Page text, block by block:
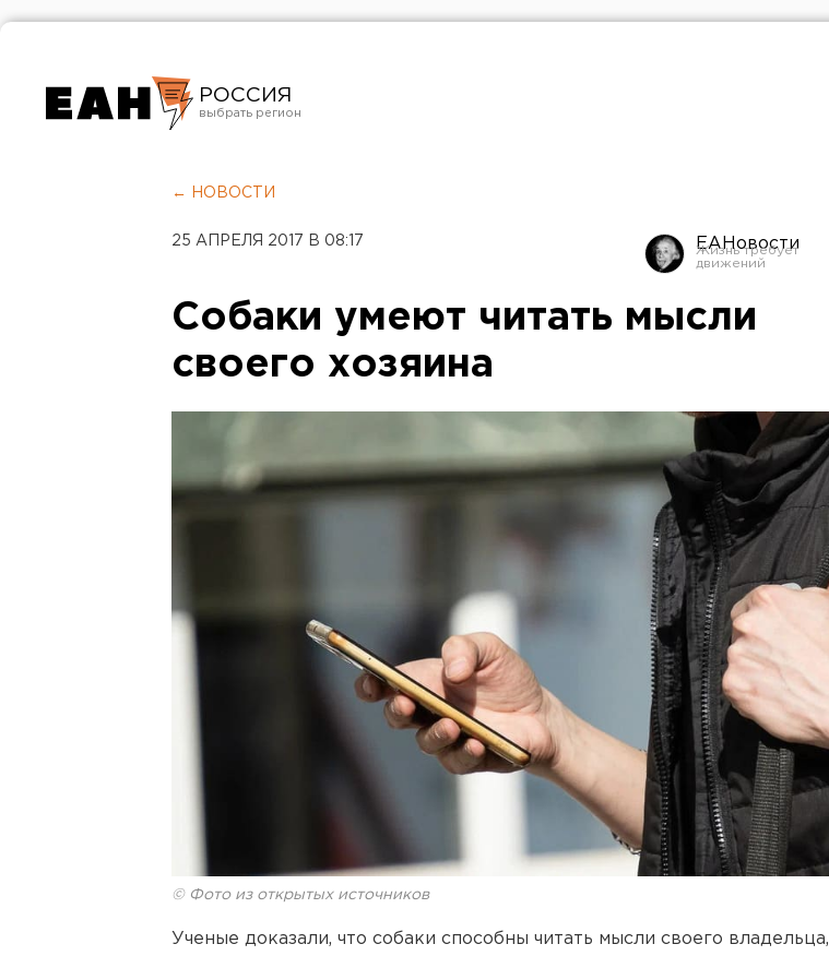
РОССИЯ
Челябинск
← НОВОСТИ
25 АПРЕЛЯ 2017 В 08:17 ЕАНовости
Собаки умеют читать мысли
своего хозяина
© Фото из открытых источников
Ученые доказали, что собаки способны читать мысли своего владельца,